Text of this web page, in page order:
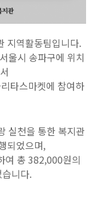
지역활동팀입니다.
울시 송파구에 위치
타스마켓에 참여하
실천을 통한 복지관
되었으며,
여 총 382,000원의
니다.